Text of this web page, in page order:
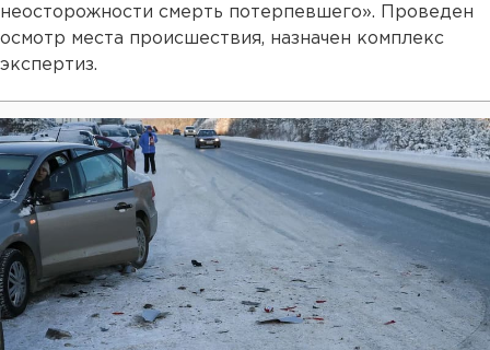
неосторожности смерть потерпевшего». Проведен
осмотр места происшествия, назначен комплекс
экспертиз.